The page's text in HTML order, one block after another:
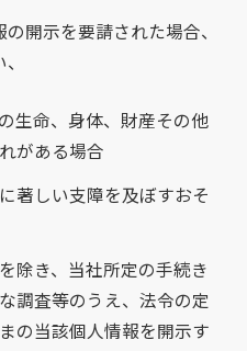
開示を要請された場合、
生命、身体、財産その他
がある場合
著しい支障を及ぼすおそ
除き、当社所定の手続き
調査等のうえ、法令の定
の当該個人情報を開示す